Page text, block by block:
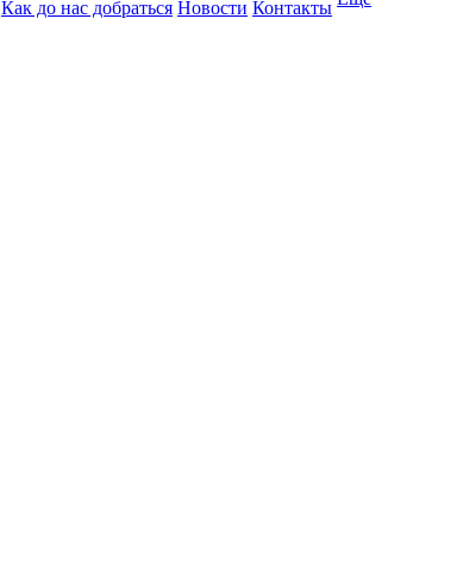
Как до нас добраться Новости Контакты